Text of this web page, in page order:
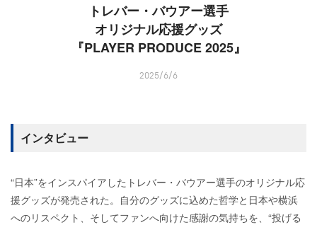
トレバー・バウアー選手
オリジナル応援グッズ
『PLAYER PRODUCE 2025』
2025/6/6
インタビュー
“日本”をインスパイアしたトレバー・バウアー選手のオリジナル応
援グッズが発売された。自分のグッズに込めた哲学と日本や横浜
へのリスペクト、そしてファンへ向けた感謝の気持ちを、“投げる